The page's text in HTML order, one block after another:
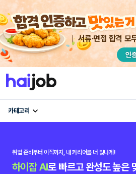
서류·면접 합격 모
카테고리
취업 준비부터 이직까지,내 커리어를 더 빛나게!
하이잡 AI로 빠르고 완성도 높은